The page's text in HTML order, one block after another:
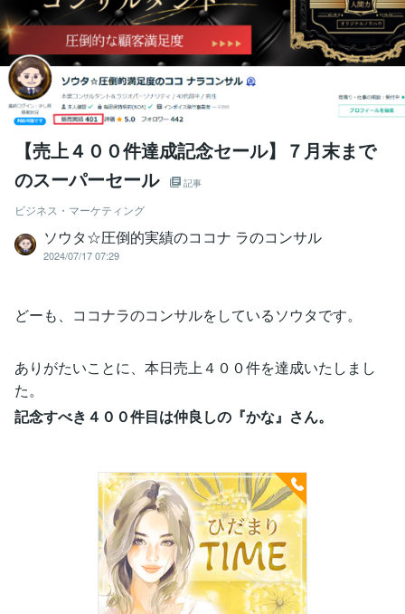
【売上４００件達成記念セール】７月末まで
のスーパーセール
記事
ビジネス・マーケティング
ソウタ☆圧倒的実績のココナ ラのコンサル
2024/07/17 07:29
どーも、ココナラのコンサルをしているソウタです。
ありがたいことに、本日売上４００件を達成いたしまし
た。
記念すべき４００件目は仲良しの『かな』さん。